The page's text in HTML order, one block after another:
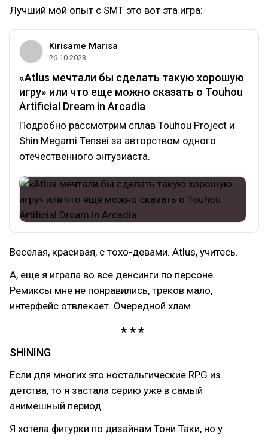
Лучший мой опыт с SMT это вот эта игра:
Kirisame Marisa
26.10.2023
«Atlus мечтали бы сделать такую хорошую
игру» или что еще можно сказать о Touhou
Artificial Dream in Arcadia
Подробно рассмотрим сплав Touhou Project и
Shin Megami Tensei за авторством одного
отечественного энтузиаста.
Веселая, красивая, с тохо-девами. Atlus, учитесь.
А, еще я играла во все денсинги по персоне.
Ремиксы мне не понравились, треков мало,
интерфейс отвлекает. Очередной хлам.
SHINING
Если для многих это ностальгические RPG из
детства, то я застала серию уже в самый
анимешный период.
Я хотела фигурки по дизайнам Тони Таки, но у